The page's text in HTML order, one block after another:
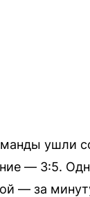
ушли
— 3:5.
— за